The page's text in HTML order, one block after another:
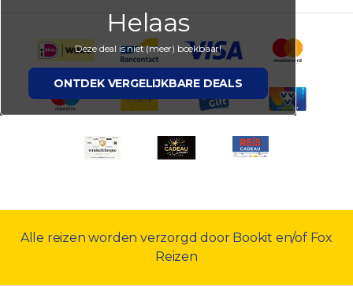
Helaas
Deze deal is niet (meer) boekbaar!
ONTDEK VERGELIJKBARE DEALS
Alle reizen worden verzorgd door Bookit en/of Fox
Reizen